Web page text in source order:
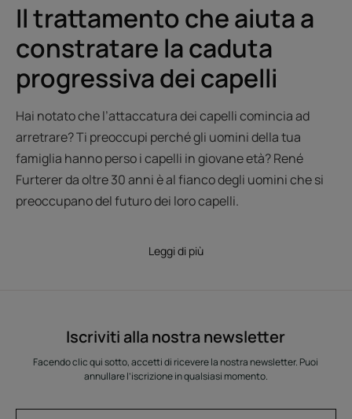
Il trattamento che aiuta a
constratare la caduta
progressiva dei capelli
Hai notato che l’attaccatura dei capelli comincia ad
arretrare? Ti preoccupi perché gli uomini della tua
famiglia hanno perso i capelli in giovane età? René
Furterer da oltre 30 anni è al fianco degli uomini che si
preoccupano del futuro dei loro capelli.
Leggi di più
Iscriviti alla nostra newsletter
Facendo clic qui sotto, accetti di ricevere la nostra newsletter. Puoi
annullare l’iscrizione in qualsiasi momento.